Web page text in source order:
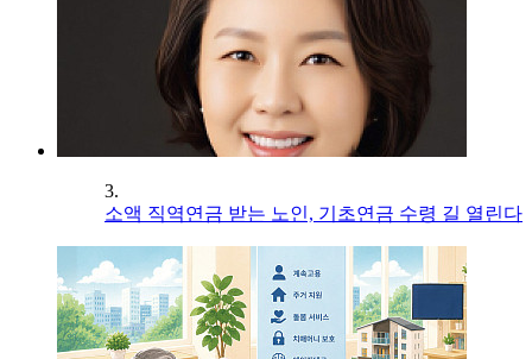
3.
소액 직역연금 받는 노인, 기초연금 수령 길 열린다